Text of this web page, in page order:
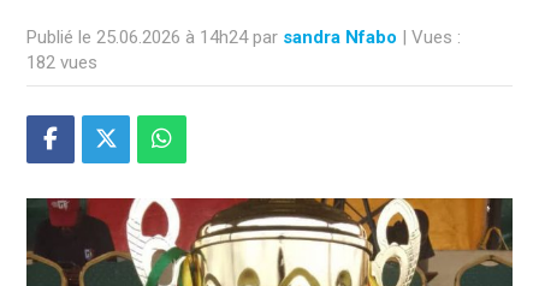
Publié le 25.06.2026 à 14h24 par sandra Nfabo | Vues :
182 vues